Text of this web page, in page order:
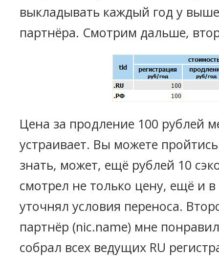
выкладывать каждый год у
партнёра. Смотрим дальше,
Цена за продление 100 рублей
устраивает. Вы можете
знать, может, ещё рублей 10
смотрел не только цену, ещё и
уточнял условия переноса.
партнёр (nic.name) мне
собрал всех ведущих RU